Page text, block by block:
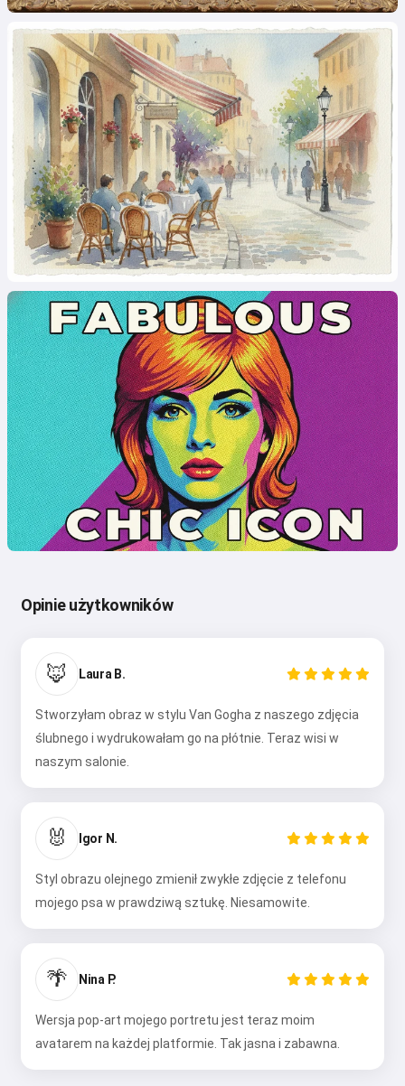
Opinie użytkowników
🦊 Laura B.
Stworzyłam obraz w stylu Van Gogha z naszego zdjęcia
ślubnego i wydrukowałam go na płótnie. Teraz wisi w
naszym salonie.
🐰 Igor N.
Styl obrazu olejnego zmienił zwykłe zdjęcie z telefonu
mojego psa w prawdziwą sztukę. Niesamowite.
🌴 Nina P.
Wersja pop-art mojego portretu jest teraz moim
avatarem na każdej platformie. Tak jasna i zabawna.